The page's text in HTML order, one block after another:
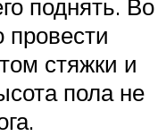
поднять. Во
провести
стяжки и
пола не